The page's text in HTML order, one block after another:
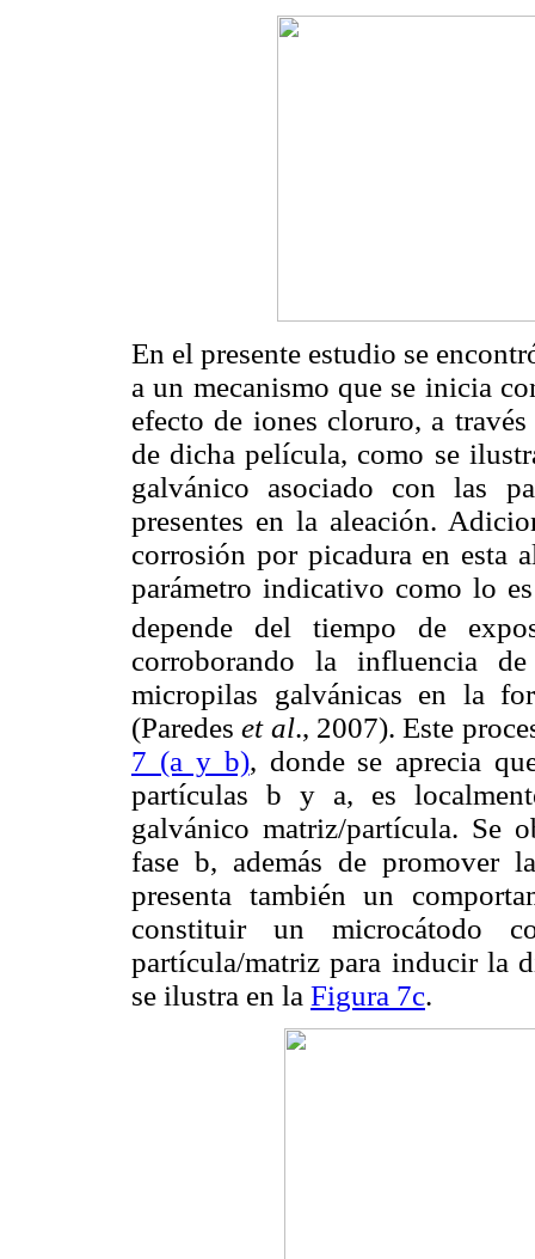
En el presente estudio se
a un mecanismo que se inicia
efecto de iones cloruro, a
de dicha película, como se
galvánico asociado con las
presentes en la aleación.
corrosión por picadura en esta
parámetro indicativo como lo
depende del tiempo de
corroborando la influencia
micropilas galvánicas en la
(Paredeset al., 2007). Este
7 (a y b), donde se aprecia
partículas b y a, es
galvánico matriz/partícula. Se
fase b, además de promover
presenta también un
constituir un microcátodo
partícula/matriz para inducir la
se ilustra en la Figura 7c.